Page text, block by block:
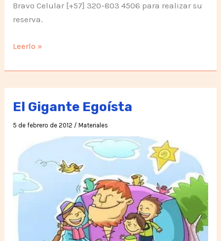
Bravo Celular [+57] 320-803 4506 para realizar su
reserva.
Campaña:
esperamos
en
La
Unión
Leerlo »
El Gigante Egoísta
5 de febrero de 2012 /Materiales